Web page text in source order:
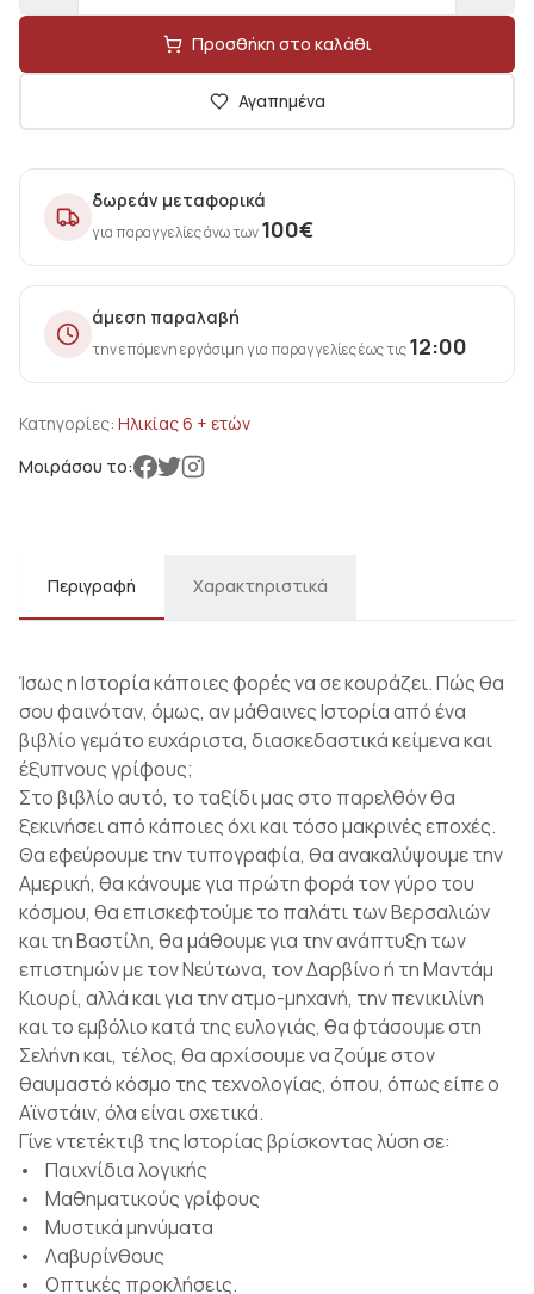
Προσθήκη στο καλάθι
Αγαπημένα
δωρεάν μεταφορικά
για παραγγελίες άνω των100€
άμεση παραλαβή
την επόμενη εργάσιμη για παραγγελίες έως τις12:00
Κατηγορίες: Ηλικίας 6 + ετών
Μοιράσου το:
Περιγραφή Χαρακτηριστικά
Ίσως η Ιστορία κάποιες φορές να σε κουράζει. Πώς θα
σου φαινόταν, όμως, αν μάθαινες Ιστορία από ένα
βιβλίο γεμάτο ευχάριστα, διασκεδαστικά κείμενα και
έξυπνους γρίφους;
Στο βιβλίο αυτό, το ταξίδι μας στο παρελθόν θα
ξεκινήσει από κάποιες όχι και τόσο μακρινές εποχές.
Θα εφεύρουμε την τυπογραφία, θα ανακαλύψουμε την
Αμερική, θα κάνουμε για πρώτη φορά τον γύρο του
κόσμου, θα επισκεφτούμε το παλάτι των Βερσαλιών
και τη Βαστίλη, θα μάθουμε για την ανάπτυξη των
επιστημών με τον Νεύτωνα, τον Δαρβίνο ή τη Μαντάμ
Κιουρί, αλλά και για την ατμο-μηχανή, την πενικιλίνη
και το εμβόλιο κατά της ευλογιάς, θα φτάσουμε στη
Σελήνη και, τέλος, θα αρχίσουμε να ζούμε στον
θαυμαστό κόσμο της τεχνολογίας, όπου, όπως είπε ο
Αϊνστάιν, όλα είναι σχετικά.
Γίνε ντετέκτιβ της Ιστορίας βρίσκοντας λύση σε:
• Παιχνίδια λογικής
• Μαθηματικούς γρίφους
• Μυστικά μηνύματα
• Λαβυρίνθους
• Οπτικές προκλήσεις.